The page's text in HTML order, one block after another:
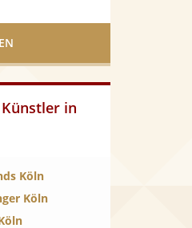
Künstler in
Köln
Köln